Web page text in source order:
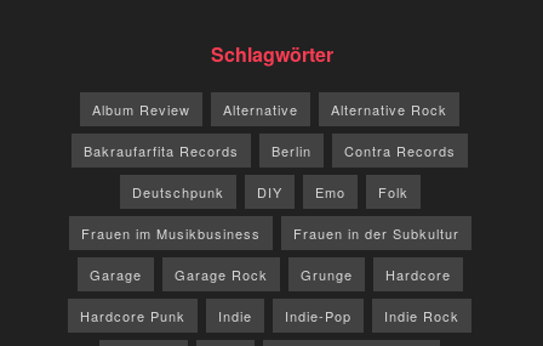
Schlagwörter
Album Review Alternative Alternative Rock
Bakraufarfita Records Berlin Contra Records
Deutschpunk DIY Emo Folk
Frauen im Musikbusiness Frauen in der Subkultur
Garage Garage Rock Grunge Hardcore
Hardcore Punk Indie Indie-Pop Indie Rock